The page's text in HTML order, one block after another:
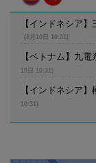
【インドネシア
(8月10日 10:31)
【ベトナム】九
10日 10:31)
【インドネシア
10:31)